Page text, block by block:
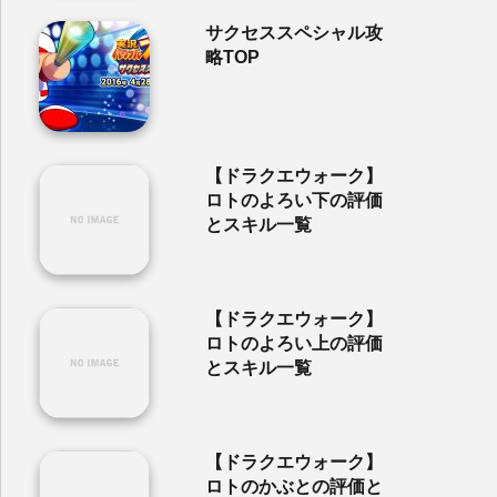
サクセススペシャル攻
略TOP
【ドラクエウォーク】
ロトのよろい下の評価
とスキル一覧
【ドラクエウォーク】
ロトのよろい上の評価
とスキル一覧
【ドラクエウォーク】
ロトのかぶとの評価と